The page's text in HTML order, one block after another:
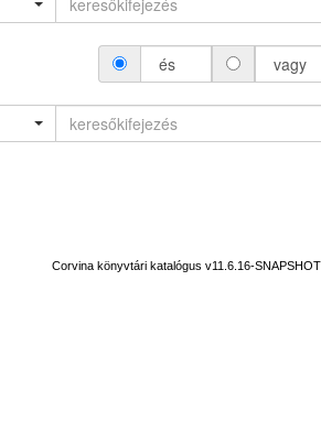
és vagy
Corvina könyvtári katalógus v11.6.16-SNAPSHOT